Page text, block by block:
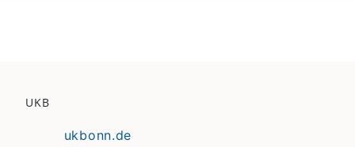
UKB
ukbonn.de